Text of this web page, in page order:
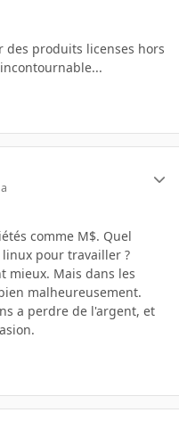
produits licenses hors
comme M$. Quel
pour travailler ?
mieux. Mais dans les
malheureusement.
a perdre de l'argent, et